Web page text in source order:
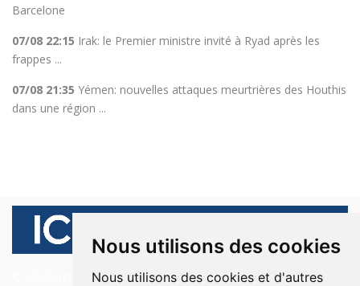
Nous utilisons des cookies
Nous utilisons des cookies et d'autres
Barcelone
07/08 22:15 Irak: le Premier ministre invité à Ryad après les
frappes ...
07/08 21:35 Yémen: nouvelles attaques meurtrières des Houthis
dans une région ...
© 2026 Ici Beyrouth. Tous les droits sont réservés.